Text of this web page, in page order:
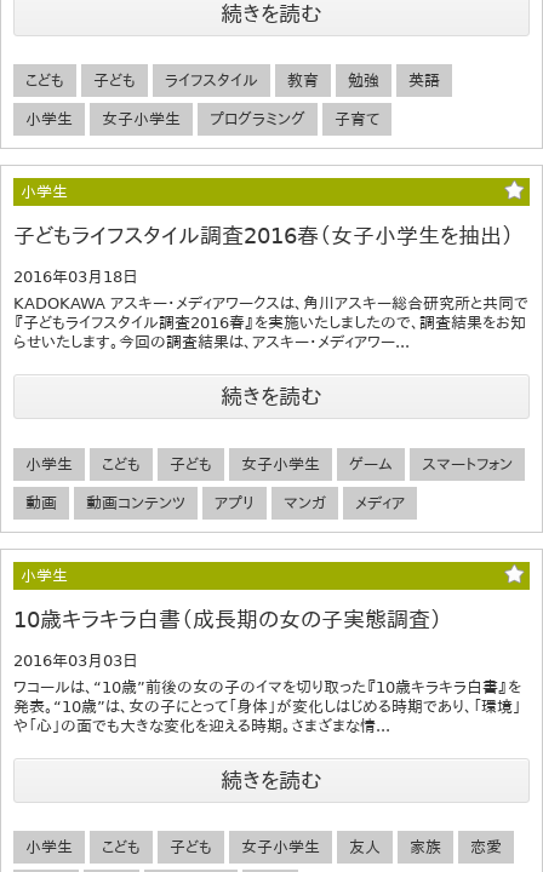
続きを読む
こども 子ども ライフスタイル 教育 勉強 英語
小学生 女子小学生 プログラミング 子育て
小学生
子どもライフスタイル調査2016春（女子小学生を抽出）
2016年03月18日
KADOKAWA アスキー・メディアワークスは、角川アスキー総合研究所と共同で
『子どもライフスタイル調査2016春』を実施いたしましたので、調査結果をお知
らせいたします。今回の調査結果は、アスキー・メディアワー...
続きを読む
小学生 こども 子ども 女子小学生 ゲーム スマートフォン
動画 動画コンテンツ アプリ マンガ メディア
小学生
10歳キラキラ白書（成長期の女の子実態調査）
2016年03月03日
ワコールは、“10歳”前後の女の子のイマを切り取った『10歳キラキラ白書』を
発表。“10歳”は、女の子にとって「身体」が変化しはじめる時期であり、「環境」
や「心」の面でも大きな変化を迎える時期。さまざまな情...
続きを読む
小学生 こども 子ども 女子小学生 友人 家族 恋愛